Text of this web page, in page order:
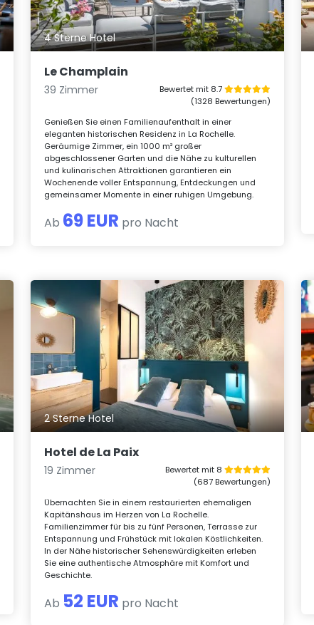
4 Sterne Hotel
Le Champlain
39 Zimmer
Bewertet mit 8.7
(1328 Bewertungen)
Genießen Sie einen Familienaufenthalt in einer
eleganten historischen Residenz in La Rochelle.
Geräumige Zimmer, ein 1000 m² großer
abgeschlossener Garten und die Nähe zu kulturellen
und kulinarischen Attraktionen garantieren ein
Wochenende voller Entspannung, Entdeckungen und
gemeinsamer Momente in einer ruhigen Umgebung.
Ab 69 EUR pro Nacht
2 Sterne Hotel
Hotel de La Paix
19 Zimmer
Bewertet mit 8
(687 Bewertungen)
Übernachten Sie in einem restaurierten ehemaligen
Kapitänshaus im Herzen von La Rochelle.
Familienzimmer für bis zu fünf Personen, Terrasse zur
Entspannung und Frühstück mit lokalen Köstlichkeiten.
In der Nähe historischer Sehenswürdigkeiten erleben
Sie eine authentische Atmosphäre mit Komfort und
Geschichte.
Ab 52 EUR pro Nacht